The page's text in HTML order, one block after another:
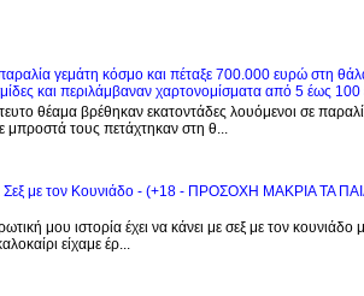
γεμάτη κόσμο και πέταξε 700.000 ευρώ στη
και περιλάμβαναν χαρτονομίσματα από 5 έως
θέαμα βρέθηκαν εκατοντάδες λουόμενοι σε
τους πετάχτηκαν στη θ...
Σεξ με τον Kουνιάδο - (+18 - ΠΡΟΣΟΧΗ ΜΑΚΡΙΑ ΤΑ
μου ιστορία έχει να κάνει με σεξ με τον
είχαμε έρ...